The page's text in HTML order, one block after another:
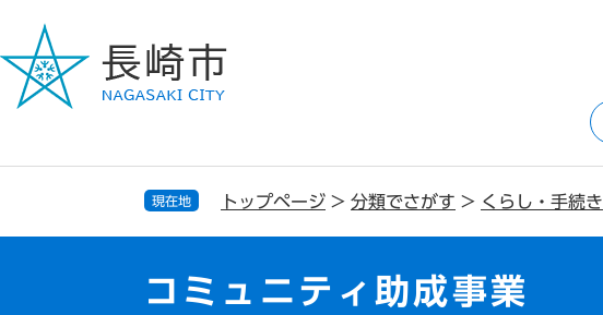
ジ
で
ュ
ば
現在地 トップページ > 分類でさがす > くらし・手続き
コミュニティ助成事業